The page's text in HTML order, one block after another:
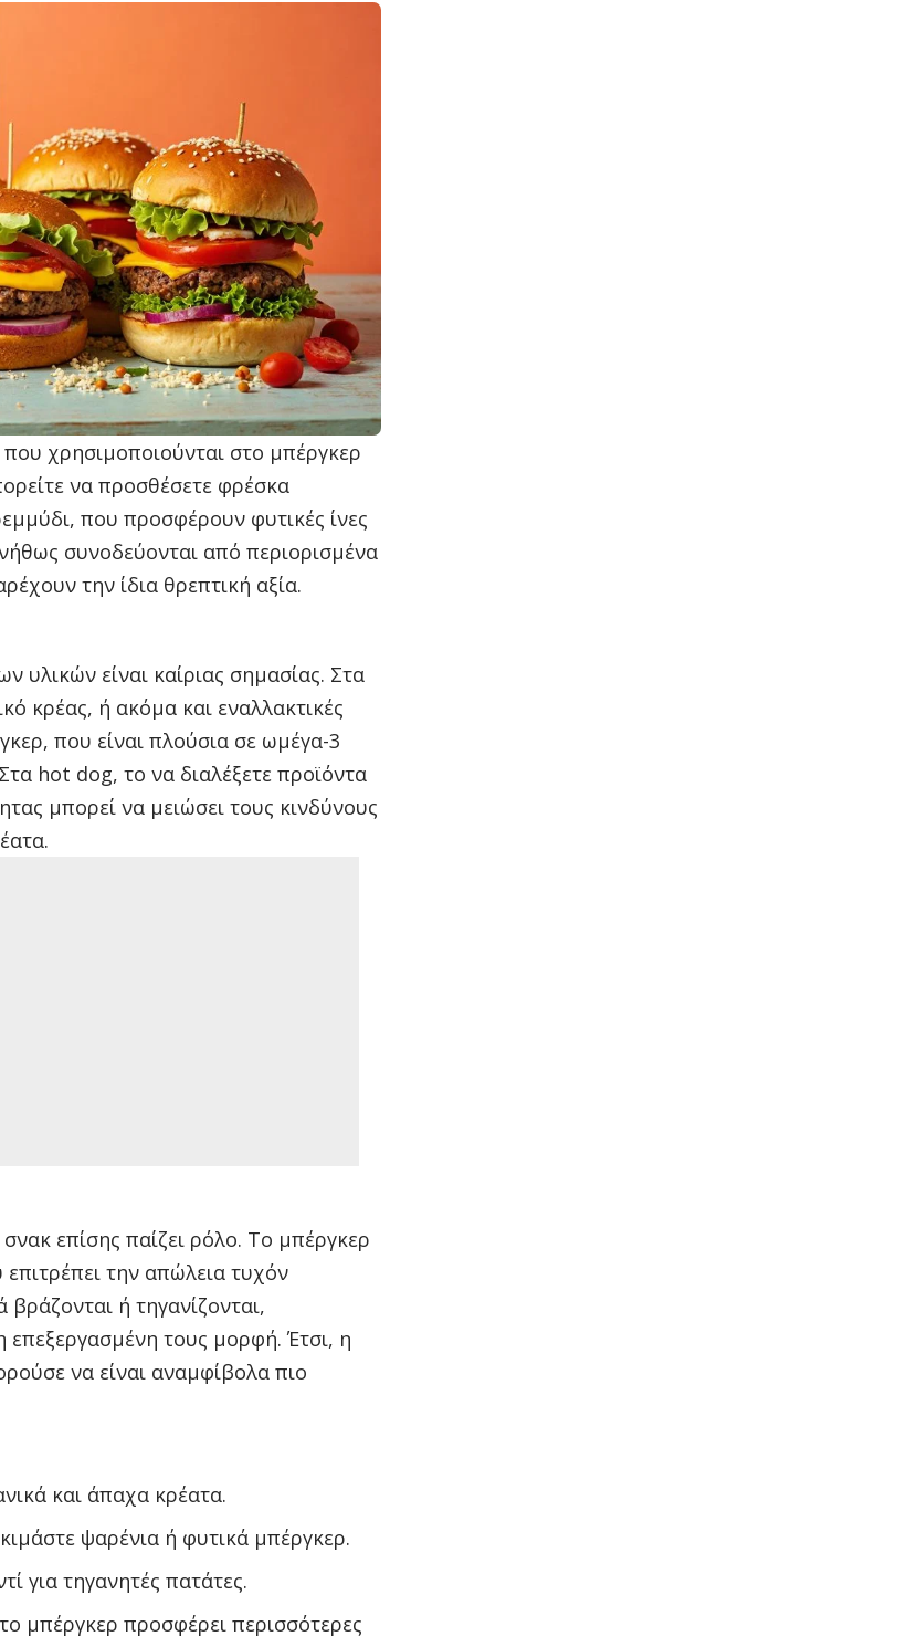
που χρησιμοποιούνται στο μπέργκερ
να προσθέσετε φρέσκα
που προσφέρουν φυτικές ίνες
συνοδεύονται από περιορισμένα
την ίδια θρεπτική αξία.
υλικών είναι καίριας σημασίας. Στα
κρέας, ή ακόμα και εναλλακτικές
που είναι πλούσια σε ωμέγα-3
hot dog, το να διαλέξετε προϊόντα
μπορεί να μειώσει τους κινδύνους
επίσης παίζει ρόλο. Το μπέργκερ
την απώλεια τυχόν
ή τηγανίζονται,
τους μορφή. Έτσι, η
να είναι αναμφίβολα πιο
και άπαχα κρέατα.
ψαρένια ή φυτικά μπέργκερ.
για τηγανητές πατάτες.
μπέργκερ προσφέρει περισσότερες